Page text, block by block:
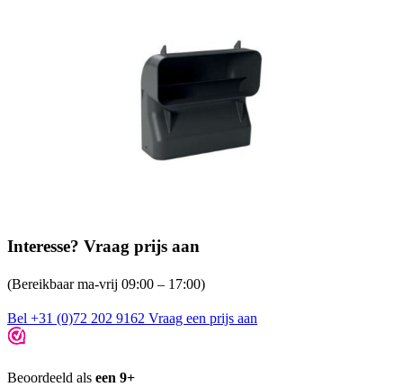
Interesse? Vraag prijs aan
(Bereikbaar ma-vrij 09:00 – 17:00)
Bel +31 (0)72 202 9162 Vraag een prijs aan
Beoordeeld als een 9+